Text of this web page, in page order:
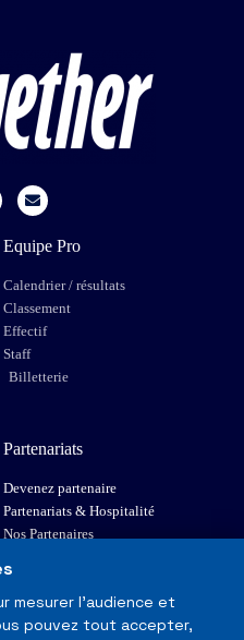
Equipe Pro
Calendrier / résultats
Classement
Effectif
Staff
Billetterie
Partenariats
Devenez partenaire
Partenariats & Hospitalité
Nos Partenaires
mesurer l'audience et
pouvez tout accepter,